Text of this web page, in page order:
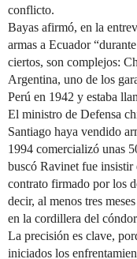
conflicto.
Bayas afirmó, en la
armas a Ecuador
ciertos, son complejos:
Argentina, uno de los
Perú en 1942 y estaba
El ministro de Defensa
Santiago haya vendido
1994 comercializó unas
buscó Ravinet fue insistir
contrato firmado por los
decir, al menos tres
en la cordillera del
La precisión es clave,
iniciados los